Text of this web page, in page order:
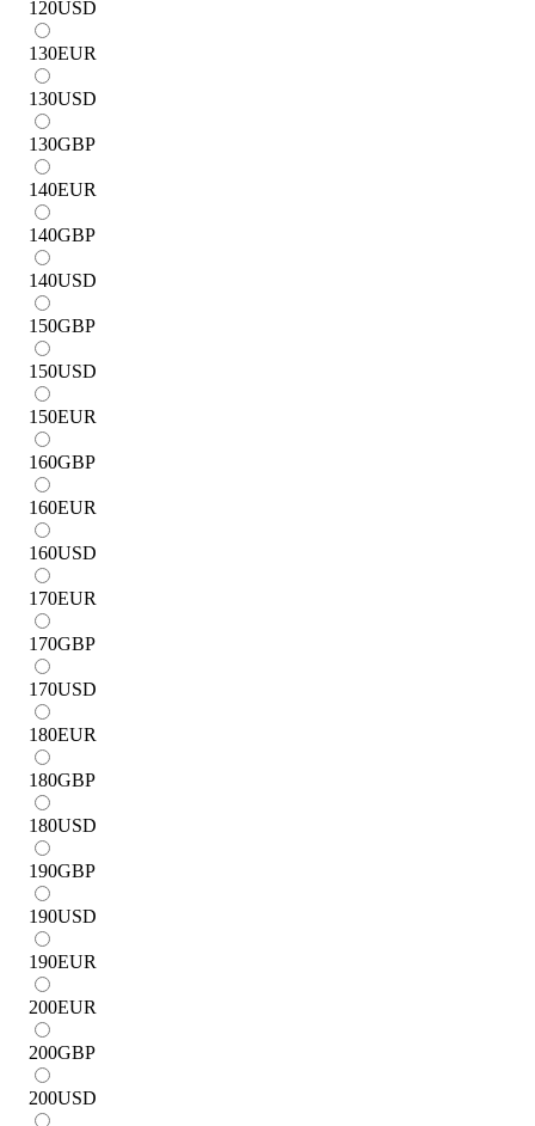
120USD
130EUR
130USD
130GBP
140EUR
140GBP
140USD
150GBP
150USD
150EUR
160GBP
160EUR
160USD
170EUR
170GBP
170USD
180EUR
180GBP
180USD
190GBP
190USD
190EUR
200EUR
200GBP
200USD